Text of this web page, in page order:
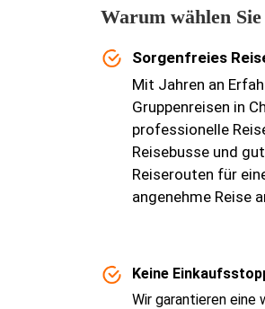
Warum wählen
Sorgenfreies
Mit Jahren an
Gruppenreisen in
professionelle
Reisebusse und
Reiserouten für
angenehme Reise
Keine
Wir garantieren eine